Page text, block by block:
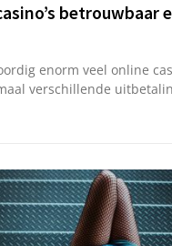
betrouwbaar
enorm veel online
verschillende